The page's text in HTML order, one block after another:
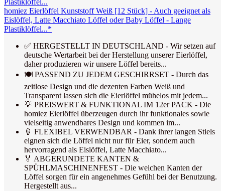
homiez Eierlöffel Kunststoff Weiß [12 Stück] - Auch geeignet als
Eislöffel, Latte Macchiato Löffel oder Baby Löffel - Lange
Plastiklöffel...*
✅ HERGESTELLT IN DEUTSCHLAND - Wir setzen auf
deutsche Wertarbeit bei der Herstellung unserer Eierlöffel,
daher produzieren wir unsere Löffel bereits...
🍽 PASSEND ZU JEDEM GESCHIRRSET - Durch das
zeitlose Design und die dezenten Farben Weiß und
Transparent lassen sich die Eierlöffel mühelos mit jedem...
💡 PREISWERT & FUNKTIONAL IM 12er PACK - Die
homiez Eierlöffel überzeugen durch ihr funktionales sowie
vielseitig anwendbares Design und kommen im...
🍦 FLEXIBEL VERWENDBAR - Dank ihrer langen Stiels
eignen sich die Löffel nicht nur für Eier, sondern auch
hervorragend als Eislöffel, Latte Macchiato...
🏅 ABGERUNDETE KANTEN &
SPÜHLMASCHINENFEST - Die weichen Kanten der
Löffel sorgen für ein angenehmes Gefühl bei der Benutzung.
Hergestellt aus...